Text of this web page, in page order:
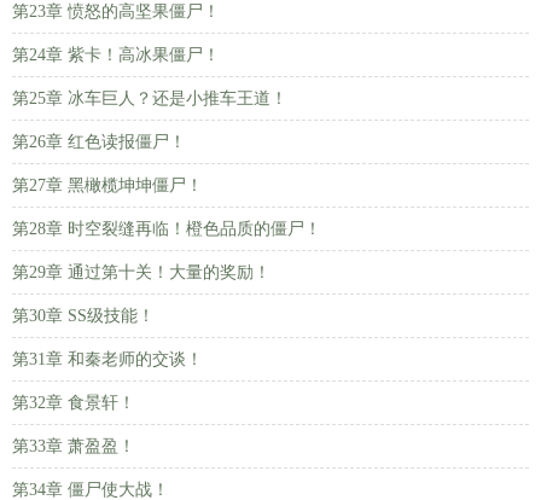
第23章 愤怒的高坚果僵尸！
第24章 紫卡！高冰果僵尸！
第25章 冰车巨人？还是小推车王道！
第26章 红色读报僵尸！
第27章 黑橄榄坤坤僵尸！
第28章 时空裂缝再临！橙色品质的僵尸！
第29章 通过第十关！大量的奖励！
第30章 SS级技能！
第31章 和秦老师的交谈！
第32章 食景轩！
第33章 萧盈盈！
第34章 僵尸使大战！